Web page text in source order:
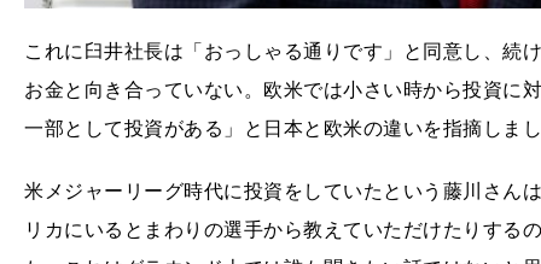
これに臼井社長は「おっしゃる通りです」と同意し、続
お金と向き合っていない。欧米では小さい時から投資に
一部として投資がある」と日本と欧米の違いを指摘しま
米メジャーリーグ時代に投資をしていたという藤川さん
リカにいるとまわりの選手から教えていただけたりする